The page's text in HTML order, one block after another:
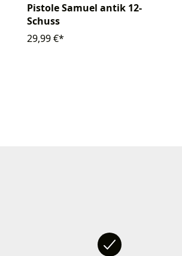
Pistole Samuel antik 12-
Schuss
29,99 €*